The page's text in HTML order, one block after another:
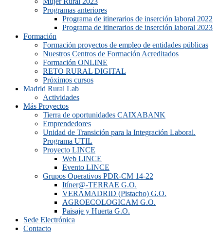
Programas anteriores
Programa de itinerarios de inserción laboral 2022
Programa de itinerarios de inserción laboral 2023
Formación
Formación proyectos de empleo de entidades públicas
Nuestros Centros de Formación Acreditados
Formación ONLINE
RETO RURAL DIGITAL
Próximos cursos
Madrid Rural Lab
Actividades
Más Proyectos
Tierra de oportunidades CAIXABANK
Emprendedores
Unidad de Transición para la Integración Laboral.
Programa UTIL
Proyecto LINCE
Web LINCE
Evento LINCE
Grupos Operativos PDR-CM 14-22
Itíner@-TERRAE G.O.
VERAMADRID (Pistacho) G.O.
AGROECOLOGICAM G.O.
Paisaje y Huerta G.O.
Sede Electrónica
Contacto